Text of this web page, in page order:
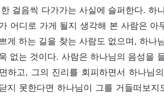
걸음씩 다가가는 사실에 슬퍼한다. 하
어디로 가게 될지 생각해 본 사람은
게 하는 길을 찾는 사람도 없으며, 하나
없는 것이다. 사람은 하나님의 음성을
하고, 그의 진리를 회피하면서 하나님
지 못한다면 하나님이 그를 거들떠보